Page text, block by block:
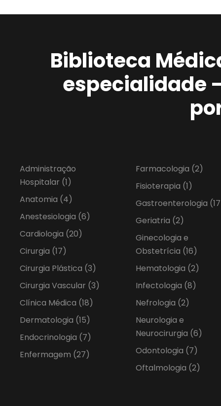
Biblioteca
especialidade
Administração
Hospitalar (1)
Anatomia (4)
Anestesiologia (6)
Cardiologia (20)
Cirurgia (17)
Cirurgia Plástica (3)
Cirurgia Vascular (3)
Clínica Médica (18)
Dermatologia (15)
Endocrinologia (7)
Enfermagem (27)
Farmacologia (2)
Fisioterapia (1)
Gastroenterologia
Geriatria (2)
Ginecologia e
Obstetrícia (16)
Hematologia (2)
Infectologia (8)
Nefrologia (2)
Neurologia e
Neurocirurgia (6)
Odontologia (7)
Oftalmologia (2)